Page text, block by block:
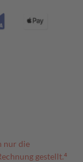
nur die
gestellt.⁴